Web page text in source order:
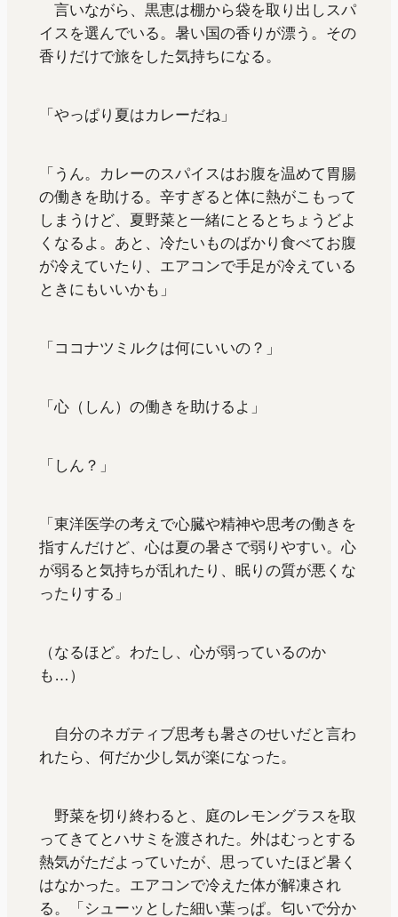
言いながら、黒恵は棚から袋を取り出しスパ
イスを選んでいる。暑い国の香りが漂う。その
香りだけで旅をした気持ちになる。
「やっぱり夏はカレーだね」
「うん。カレーのスパイスはお腹を温めて胃腸
の働きを助ける。辛すぎると体に熱がこもって
しまうけど、夏野菜と一緒にとるとちょうどよ
くなるよ。あと、冷たいものばかり食べてお腹
が冷えていたり、エアコンで手足が冷えている
ときにもいいかも」
「ココナツミルクは何にいいの？」
「心（しん）の働きを助けるよ」
「しん？」
「東洋医学の考えで心臓や精神や思考の働きを
指すんだけど、心は夏の暑さで弱りやすい。心
が弱ると気持ちが乱れたり、眠りの質が悪くな
ったりする」
（なるほど。わたし、心が弱っているのか
も…）
自分のネガティブ思考も暑さのせいだと言わ
れたら、何だか少し気が楽になった。
野菜を切り終わると、庭のレモングラスを取
ってきてとハサミを渡された。外はむっとする
熱気がただよっていたが、思っていたほど暑く
はなかった。エアコンで冷えた体が解凍され
る。「シューッとした細い葉っぱ。匂いで分か